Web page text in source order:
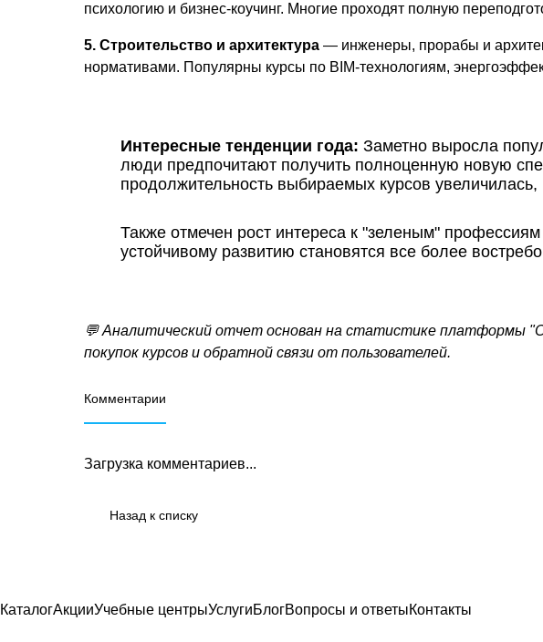
психологию и бизнес-коучинг. Многие проходят полную
5. Строительство и архитектура — инженеры, прорабы и
нормативами. Популярны курсы по BIM-технологиям,
Интересные тенденции года: Заметно выросла
люди предпочитают получить полноценную новую
продолжительность выбираемых курсов
Также отмечен рост интереса к "зеленым"
устойчивому развитию становятся все более
💬 Аналитический отчет основан на статистике платформы "О
покупок курсов и обратной связи от пользователей.
Комментарии
Загрузка комментариев...
Назад к списку
КаталогАкцииУчебные центрыУслугиБлогВопросы и ответыКонтакты